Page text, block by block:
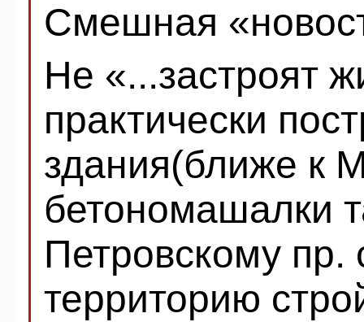
Смешная
Не «...застроят
практически
здания(ближе к
бетономашалки
Петровскому пр.
территорию